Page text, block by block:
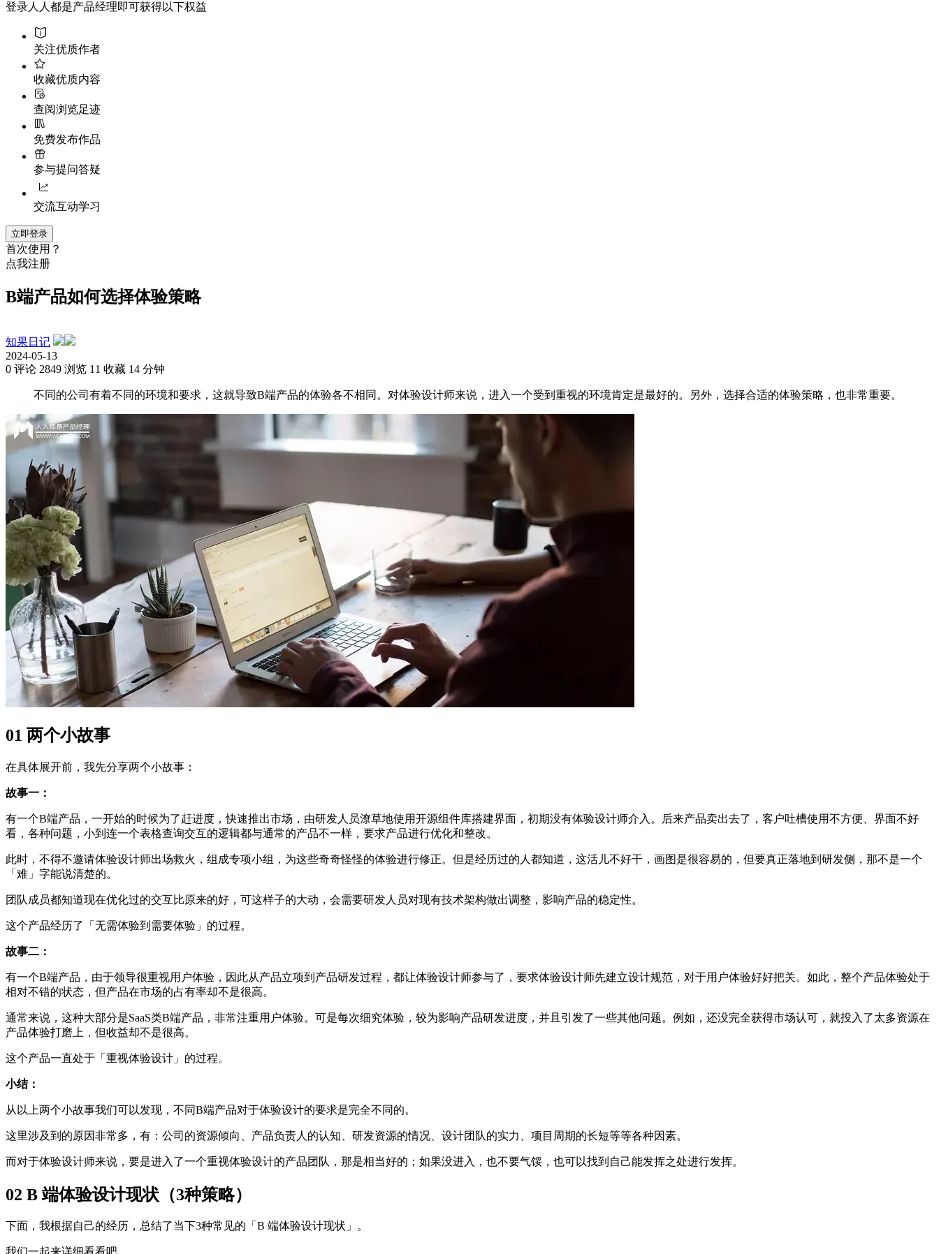
登录人人都是产品经理即可获得以下权益
关注优质作者
收藏优质内容
查阅浏览足迹
免费发布作品
参与提问答疑
交流互动学习
立即登录
首次使用？
点我注册
B端产品如何选择体验策略
知果日记
2024-05-13
0 评论 2849 浏览 11 收藏 14 分钟
不同的公司有着不同的环境和要求，这就导致B端产品的体验各不相同。对体验设计师来说，进入一个受到重视的环境肯定是最好的。另外，选择合适的体验策略，也非常重要。
01 两个小故事
在具体展开前，我先分享两个小故事：
故事一：
有一个B端产品，一开始的时候为了赶进度，快速推出市场，由研发人员潦草地使用开源组件库搭建界面，初期没有体验设计师介入。后来产品卖出去了，客户吐槽使用不方便、界面不好
看，各种问题，小到连一个表格查询交互的逻辑都与通常的产品不一样，要求产品进行优化和整改。
此时，不得不邀请体验设计师出场救火，组成专项小组，为这些奇奇怪怪的体验进行修正。但是经历过的人都知道，这活儿不好干，画图是很容易的，但要真正落地到研发侧，那不是一个
「难」字能说清楚的。
团队成员都知道现在优化过的交互比原来的好，可这样子的大动，会需要研发人员对现有技术架构做出调整，影响产品的稳定性。
这个产品经历了「无需体验到需要体验」的过程。
故事二：
有一个B端产品，由于领导很重视用户体验，因此从产品立项到产品研发过程，都让体验设计师参与了，要求体验设计师先建立设计规范，对于用户体验好好把关。如此，整个产品体验处于
相对不错的状态，但产品在市场的占有率却不是很高。
通常来说，这种大部分是SaaS类B端产品，非常注重用户体验。可是每次细究体验，较为影响产品研发进度，并且引发了一些其他问题。例如，还没完全获得市场认可，就投入了太多资源在
产品体验打磨上，但收益却不是很高。
这个产品一直处于「重视体验设计」的过程。
小结：
从以上两个小故事我们可以发现，不同B端产品对于体验设计的要求是完全不同的。
这里涉及到的原因非常多，有：公司的资源倾向、产品负责人的认知、研发资源的情况、设计团队的实力、项目周期的长短等等各种因素。
而对于体验设计师来说，要是进入了一个重视体验设计的产品团队，那是相当好的；如果没进入，也不要气馁，也可以找到自己能发挥之处进行发挥。
02 B 端体验设计现状（3种策略）
下面，我根据自己的经历，总结了当下3种常见的「B 端体验设计现状」。